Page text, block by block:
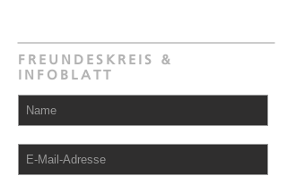
FREUNDESKREIS &
INFOBLATT